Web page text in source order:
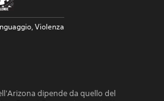
Violenza
dipende da quello del